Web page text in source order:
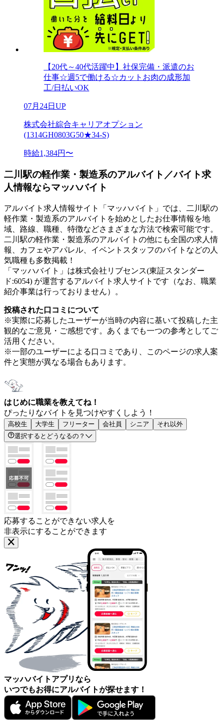
【20代～40代活躍中】社保完備・派遣のお
仕事☆週5で働ける☆カットお肉の成形加
工/日払いOK
07月24日UP
株式会社綜合キャリアオプション
(1314GH0803G50★34-S)
時給1,384円〜
二川駅の軽作業・製造系のアルバイト／バイト求
人情報ならマッハバイト
アルバイト求人情報サイト「マッハバイト」では、二川駅の
軽作業・製造系のアルバイトを始めとしたお仕事情報を地
域、路線、職種、特徴などさまざまな方法で検索可能です。
二川駅の軽作業・製造系のアルバイトの他にも全国の求人情
報、カフェやアパレル、イベントスタッフのバイトなどの人
気職種も多数掲載！
「マッハバイト」は株式会社リブセンス(東証スタンダー
ド:6054) が運営するアルバイト求人サイトです（なお、職業
紹介事業は行っておりません）。
投稿された口コミについて
※実際に応募したユーザーが当時の内容に基いて投稿した主
観的なご意見・ご感想です。あくまでも一つの参考としてご
活用ください。
※一部のユーザーによる口コミであり、このページの求人案
件と実態が異なる場合もあります。
はじめに職業を教えてね！
ぴったりなバイトを見つけやすくしよう！
高校生 大学生 フリーター 会社員 シニア
それ以外
選択するとどうなるの？
応募することができない求人を
非表示にすることができます
マッハバイトアプリなら
いつでもお得にアルバイトが探せます！